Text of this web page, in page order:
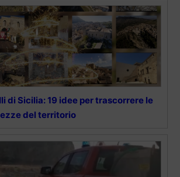
di Sicilia: 19 idee per trascorrere le
del territorio